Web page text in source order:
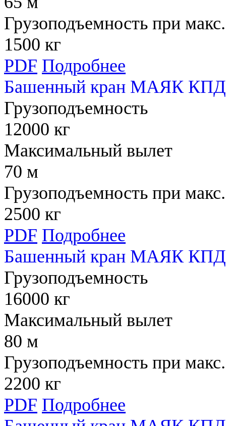
Грузоподъемность при
1500 кг
PDF Подробнее
Башенный кран МАЯК КПД
Грузоподъемность
12000 кг
Максимальный вылет
70 м
Грузоподъемность при
2500 кг
PDF Подробнее
Башенный кран МАЯК КПД
Грузоподъемность
16000 кг
Максимальный вылет
80 м
Грузоподъемность при
2200 кг
PDF Подробнее